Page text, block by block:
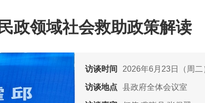
民政领域社会救助政策解读
访谈时间 2026年6月23日（周
访谈地点 县政府全体会议室